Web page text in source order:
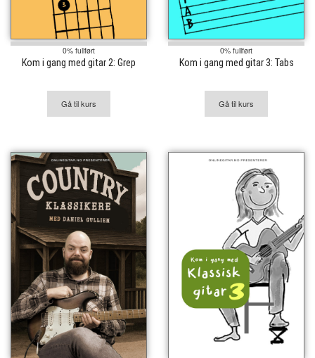
0% fullført
Kom i gang med gitar 2: Grep
Gå til kurs
0% fullført
Kom i gang med gitar 3: Tabs
Gå til kurs